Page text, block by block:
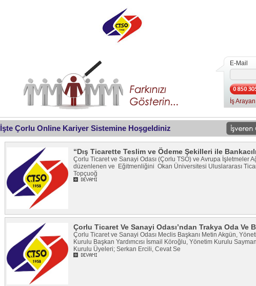
E-Mail
İş
İşte Çorlu Online Kariyer Sistemine Hoşgeldiniz
“Dış Ticarette Teslim ve Ödeme Şekilleri ile
Çorlu Ticaret ve Sanayi Odası (Çorlu TSO) ve Avrupa İşletmeler
düzenlenen ve Eğitmenliğini Okan Üniversitesi Uluslararası
Topçuoğ
Çorlu Ticaret Ve Sanayi Odası’ndan Trakya Oda Ve
Çorlu Ticaret ve Sanayi Odası Meclis Başkanı Metin Akgün,
Kurulu Başkan Yardımcısı İsmail Köroğlu, Yönetim Kurulu
Kurulu Üyeleri; Serkan Ercili, Cevat Se